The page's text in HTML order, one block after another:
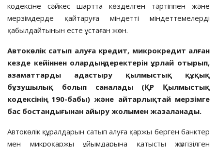
кодексіне сәйкес шартта көзделген тәртіппен және
мерзімдерде қайтаруға міндетті міндеттемелерді
қабылдайтынын есте ұстаған жөн.
Автокөлік сатып алуға кредит, микрокредит алған
кезде кейіннен олардың деректерін ұрлай отырып,
азаматтарды адастыру қылмыстық құқық
бұзушылық болып саналады (ҚР Қылмыстық
кодексінің 190-бабы) және айтарлықтай мерзімге
бас бостандығынан айыру жолымен жазаланады.
Автокөлік құралдарын сатып алуға қаржы берген банктер
мен микроқаржы ұйымдарына қатысты жүргізілген